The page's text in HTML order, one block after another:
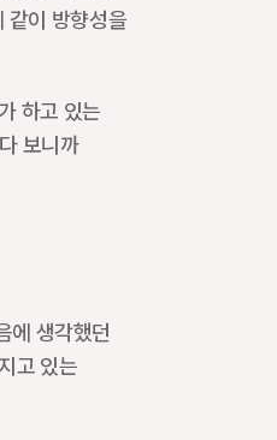
같이 방향성을
하고 있는
보니까
에 생각했던
고 있는